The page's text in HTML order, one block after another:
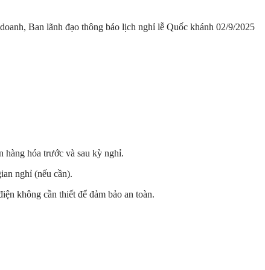
Ban lãnh đạo thông báo lịch nghỉ lễ Quốc khánh 02/9/2025
hàng hóa trước và sau kỳ nghỉ.
nghỉ (nếu cần).
không cần thiết để đảm bảo an toàn.